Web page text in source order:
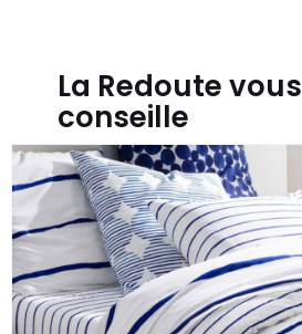
La Redoute vous
conseille